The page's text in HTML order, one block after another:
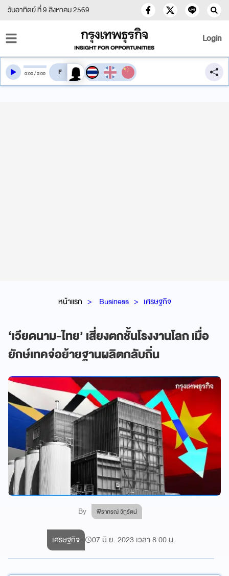
วันอาทิตย์ ที่ 9 สิงหาคม 2569
Login
หน้าแรก Business เศรษฐกิจ
‘เวียดนาม-ไทย’ เสี่ยงตกชั้นโรงงานโลก เมื่อ
ยักษ์เทคจ่อย้ายฐานผลิตกลับถิ่น
By พิราภรณ์ วิทูรัตน์
0:00/0:00 สลับเสียงอ่าน
เศรษฐกิจ 07 มิ.ย. 2023 เวลา 8:00 น.